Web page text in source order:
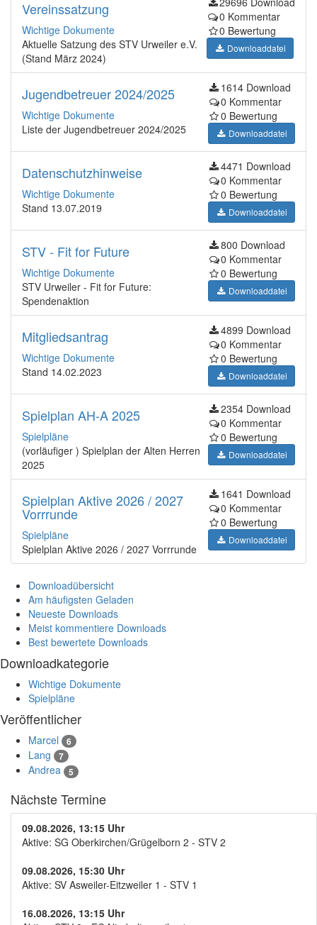
0 Kommentar
0 Bewertung
Downloaddatei
Vereinssatzung
Wichtige Dokumente
Aktuelle Satzung des STV Urweiler e.V.
(Stand März 2024)
1614 Download
0 Kommentar
0 Bewertung
Downloaddatei
Jugendbetreuer 2024/2025
Wichtige Dokumente
Liste der Jugendbetreuer 2024/2025
4471 Download
0 Kommentar
0 Bewertung
Downloaddatei
Datenschutzhinweise
Wichtige Dokumente
Stand 13.07.2019
800 Download
0 Kommentar
0 Bewertung
Downloaddatei
STV - Fit for Future
Wichtige Dokumente
STV Urweiler - Fit for Future:
Spendenaktion
4899 Download
0 Kommentar
0 Bewertung
Downloaddatei
Mitgliedsantrag
Wichtige Dokumente
Stand 14.02.2023
2354 Download
0 Kommentar
0 Bewertung
Downloaddatei
Spielplan AH-A 2025
Spielpläne
(vorläufiger ) Spielplan der Alten Herren
2025
1641 Download
0 Kommentar
0 Bewertung
Downloaddatei
Spielplan Aktive 2026 / 2027
Vorrrunde
Spielpläne
Spielplan Aktive 2026 / 2027 Vorrrunde
Downloadübersicht
Am häufigsten Geladen
Neueste Downloads
Meist kommentiere Downloads
Best bewertete Downloads
Downloadkategorie
Wichtige Dokumente
Spielpläne
Veröffentlicher
Marcel 6
Lang 7
Andrea 5
Nächste Termine
09.08.2026, 13:15 Uhr
Aktive: SG Oberkirchen/Grügelborn 2 - STV 2
09.08.2026, 15:30 Uhr
Aktive: SV Asweiler-Eitzweiler 1 - STV 1
16.08.2026, 13:15 Uhr